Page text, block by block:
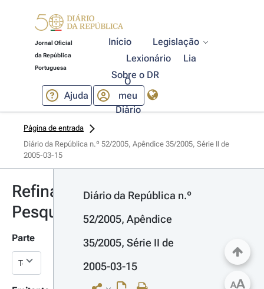
Jornal Oficial
da República
Portuguesa
Início
Legislação
Lexionário
Lia
Sobre o DR
Ajuda
O
meu
Diário
Página de entrada
Diário da República n.º 52/2005, Apêndice 35/2005, Série II de
2005-03-15
Refinar
Pesquisa
Parte
Diário da República n.º
52/2005, Apêndice
35/2005, Série II de
2005-03-15
AA